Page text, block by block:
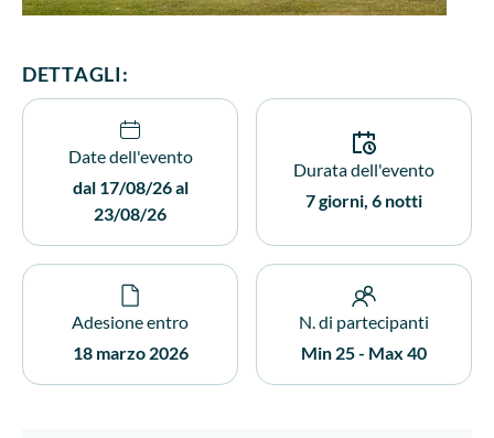
DETTAGLI:
Date dell'evento
dal 17/08/26 al
23/08/26
Durata dell'evento
7 giorni, 6 notti
Adesione entro
18 marzo 2026
N. di partecipanti
Min 25 - Max 40